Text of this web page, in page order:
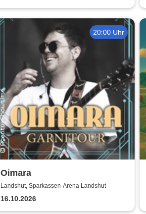
20:00 Uhr
Oimara
Landshut, Sparkassen-Arena Landshut
16.10.2026